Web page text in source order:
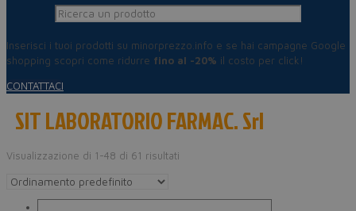
Inserisci i tuoi prodotti su minorprezzo.info e se hai campagne Google
shopping scopri come ridurre fino al -20% il costo per click!
CONTATTACI
SIT LABORATORIO FARMAC. Srl
Visualizzazione di 1-48 di 61 risultati